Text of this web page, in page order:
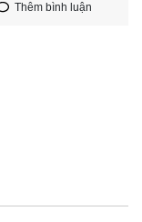
Thêm bình luận